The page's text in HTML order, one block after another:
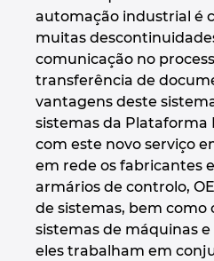
automação industrial é
muitas
comunicação no
transferência de
vantagens deste
sistemas da Plataforma
com este novo serviço
em rede os fabricantes
armários de controlo,
de sistemas, bem como
sistemas de máquinas e
eles trabalham em
New Zealand
Norway
Peru
Philippines
Poland
Portugal